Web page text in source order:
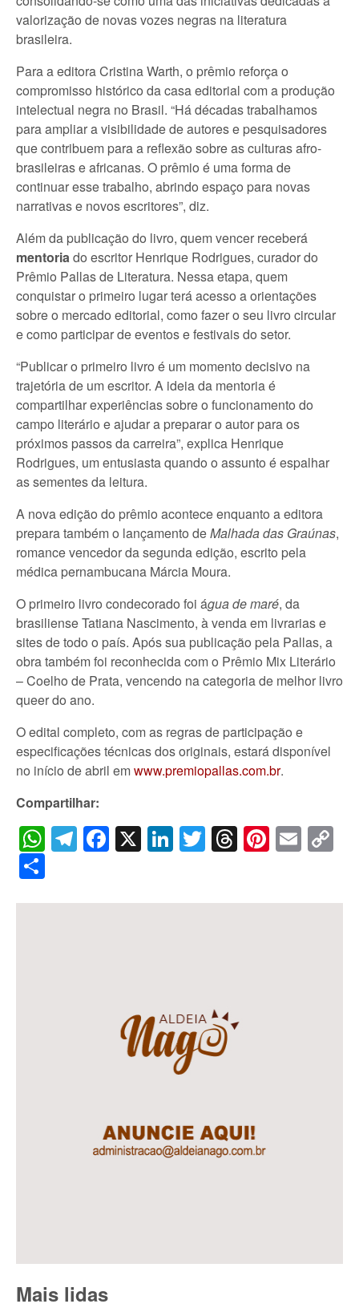
valorização de novas vozes negras na literatura
brasileira.
Para a editora Cristina Warth, o prêmio reforça o
compromisso histórico da casa editorial com a produção
intelectual negra no Brasil. “Há décadas trabalhamos
para ampliar a visibilidade de autores e pesquisadores
que contribuem para a reflexão sobre as culturas afro-
brasileiras e africanas. O prêmio é uma forma de
continuar esse trabalho, abrindo espaço para novas
narrativas e novos escritores”, diz.
Além da publicação do livro, quem vencer receberá
mentoriado escritor Henrique Rodrigues, curador do
Prêmio Pallas de Literatura. Nessa etapa, quem
conquistar o primeiro lugar terá acesso a orientações
sobre o mercado editorial, como fazer o seu livro circular
e como participar de eventos e festivais do setor.
“Publicar o primeiro livro é um momento decisivo na
trajetória de um escritor. A ideia da mentoria é
compartilhar experiências sobre o funcionamento do
campo literário e ajudar a preparar o autor para os
próximos passos da carreira”, explica Henrique
Rodrigues, um entusiasta quando o assunto é espalhar
as sementes da leitura.
A nova edição do prêmio acontece enquanto a editora
prepara também o lançamento deMalhada das Graúnas,
romance vencedor da segunda edição, escrito pela
médica pernambucana Márcia Moura.
O primeiro livro condecorado foi água de maré, da
brasiliense Tatiana Nascimento, à venda em livrarias e
sites de todo o país. Após sua publicação pela Pallas, a
obra também foi reconhecida com o Prêmio Mix Literário
– Coelho de Prata, vencendo na categoria de melhor livro
queer do ano.
O edital completo, com as regras de participação e
especificações técnicas dos originais, estará disponível
no início de abril emwww.premiopallas.com.br.
Compartilhar:
WhatsApp
Telegram
Facebook
X LinkedIn
Twitter
Threads
Mais lidas